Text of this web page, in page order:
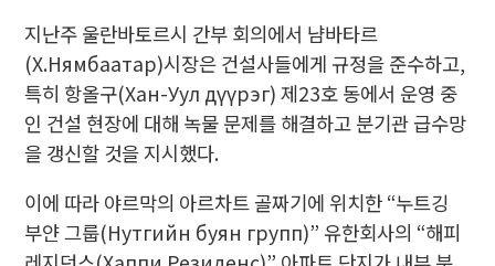
지난주 울란바토르시 간부 회의에서 냠바타르
(Х.Нямбаатар)시장은 건설사들에게 규정을 준수하고,
특히 항올구(Хан-Уул дүүрэг) 제23호 동에서 운영 중
인 건설 현장에 대해 녹물 문제를 해결하고 분기관 급수망
을 갱신할 것을 지시했다.
이에 따라 야르막의 아르차트 골짜기에 위치한 “누트깅
부얀 그룹(Нутгийн буян групп)” 유한회사의 “해피